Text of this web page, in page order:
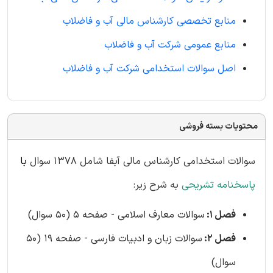
منابع تخصصی کارشناس مالی آب و فاضلاب
منابع عمومی شرکت آب و فاضلاب
اصل سوالات استخدامی شرکت آب و فاضلاب
محتویات بسته فروشی
سوالات استخدامی کارشناس مالی آبفا شامل 1378 سوال
با
پاسخنامه تشریحی به شرح زیر:
فصل 1:
سوالات معارف اسلامی - صفحه 5 (50 سوال)
فصل 2:
سوالات زبان و ادبیات فارسی - صفحه 19 (50
سوال)